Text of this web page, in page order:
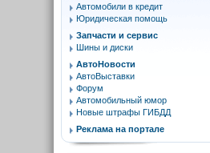
Автомобили в кредит
Юридическая помощь
Запчасти и сервис
Шины и диски
АвтоНовости
АвтоВыставки
Форум
Автомобильный юмор
Новые штрафы ГИБДД
Реклама на портале